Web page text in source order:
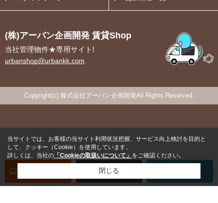
お問い合わせ
(株)アーバン企画開発 賃貸Shop
当社管理物件★専用サイト!
urbanshop@urbankk.com
Copyright(c) 株式会社アーバン企画開発All Rights Reserved.
当サイトでは、お客様の当サイト利用状況把握、サービス向上検討を目的と
して、クッキー（Cookie）を使用しています。
詳しくは、当社の 「Cookieの取扱いについて」 をご確認ください。
閉じる